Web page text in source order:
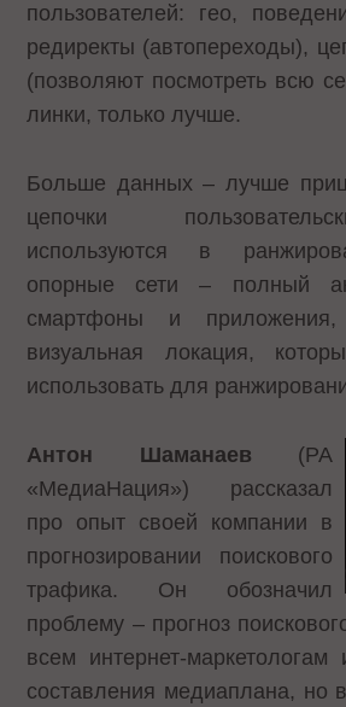
пользователей: гео,
редиректы (автопереходы),
(позволяют посмотреть всю
линки, только лучше.
Больше данных – лучше
цепочки
используются в
опорные сети – полный
смартфоны и
визуальная локация,
использовать для
Антон Шаманаев (РА
«МедиаНация») рассказал
про опыт своей компании в
прогнозировании поискового
трафика. Он обозначил
проблему – прогноз
всем интернет-
составления медиаплана, но